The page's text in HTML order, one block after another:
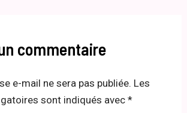
commentaire
e-mail ne sera pas publiée. Les
sont indiqués avec *